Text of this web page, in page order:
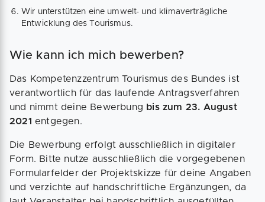
Wir unterstützen eine umwelt- und klimaverträgliche
Entwicklung des Tourismus.
Wie kann ich mich bewerben?
Das Kompetenzzentrum Tourismus des Bundes ist
verantwortlich für das laufende Antragsverfahren
und nimmt deine Bewerbung bis zum 23. August
2021 entgegen.
Die Bewerbung erfolgt ausschließlich in digitaler
Form. Bitte nutze ausschließlich die vorgegebenen
Formularfelder der Projektskizze für deine Angaben
und verzichte auf handschriftliche Ergänzungen, da